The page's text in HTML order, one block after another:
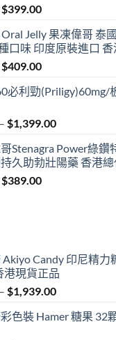
Original
was:
$599.00.
$399.00Current
is:
$399.00.
Oral Jelly 果凍偉哥 泰
口味 印度原裝進口
Original
was:
$409.00Current
is:
必利勁(Priligy)60mg/
– $1,399.00Price
$399.00
through
Stenagra Power綠鑽
久助勃壯陽藥 香港
Original
$389.00Current
Akiyo Candy 印尼精力
港現貨正品
– $1,939.00Price
$759.00
色裝 Hamer 糖果 32